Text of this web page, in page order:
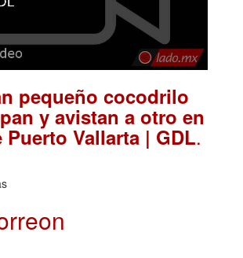
pequeño cocodrilo
y avistan a otro en
Puerto Vallarta | GDL.